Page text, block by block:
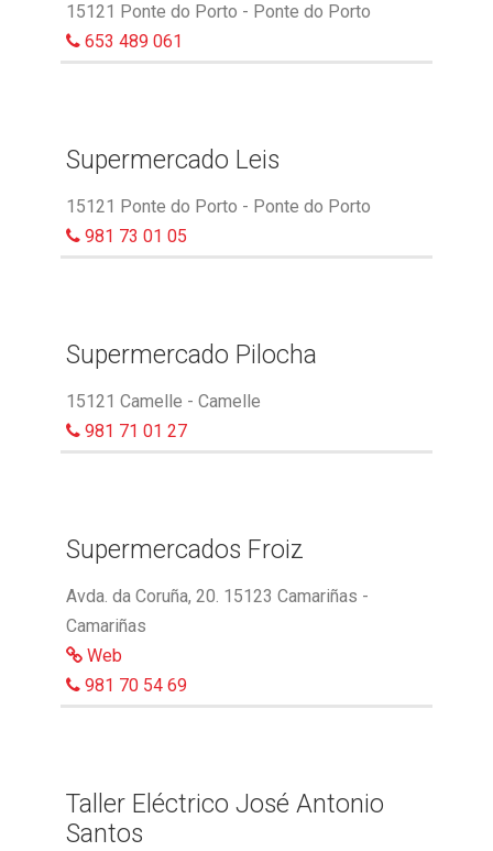
15121 Ponte do Porto - Ponte do Porto
653 489 061
Supermercado Leis
15121 Ponte do Porto - Ponte do Porto
981 73 01 05
Supermercado Pilocha
15121 Camelle - Camelle
981 71 01 27
Supermercados Froiz
Avda. da Coruña, 20. 15123 Camariñas -
Camariñas
Web
981 70 54 69
Taller Eléctrico José Antonio
Santos